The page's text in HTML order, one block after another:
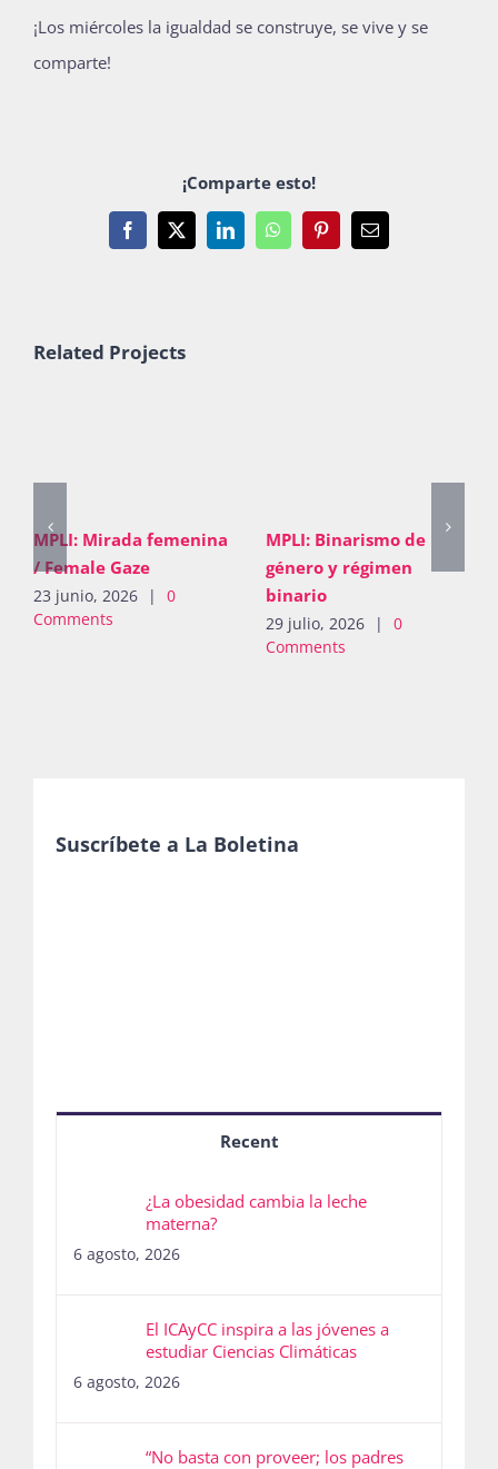
¡Los miércoles la igualdad se construye, se vive y se
comparte!
¡Comparte esto!
Facebook
X LinkedInWhatsAppPinterestEmail
Related Projects
MPLI: Pugna de
derechos
26 junio, 2026 |
0
Comments
MPLI: Mirada femenina
/ Female Gaze
23 junio, 2026
Comments
Recent
materna?
6 agosto, 2026
estudiar Ciencias Climáticas
6 agosto, 2026
deben construir vínculos afectivos”